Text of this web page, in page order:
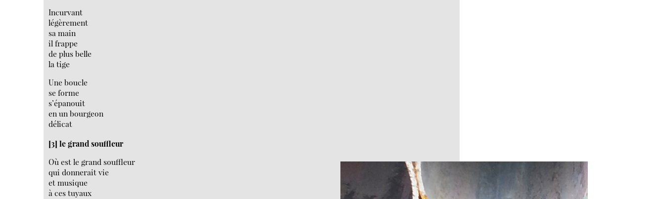
Incurvant
légèrement
sa main
il frappe
de plus belle
la tige
Une boucle
se forme
s’épanouit
en un bourgeon
délicat
[3] le grand souffleur
Où est le grand souffleur
qui donnerait vie
et musique
à ces tuyaux